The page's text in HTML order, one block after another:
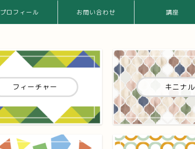
プロフィール お問い合わせ 講座
フィーチャー キニナル